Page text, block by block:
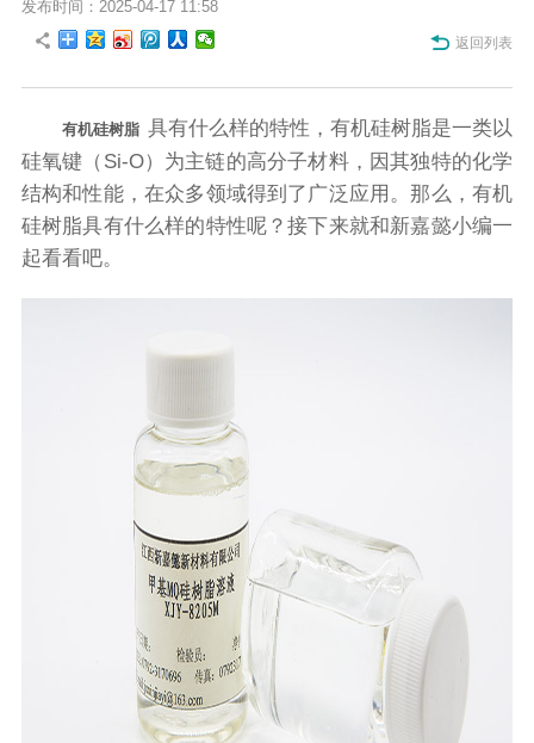
发布时间：2025-04-17 11:58
返回列表
有机硅树脂 具有什么样的特性，有机硅树脂是一类以
硅氧键（Si-O）为主链的高分子材料，因其独特的化学
结构和性能，在众多领域得到了广泛应用。那么，有机
硅树脂具有什么样的特性呢？接下来就和新嘉懿小编一
起看看吧。